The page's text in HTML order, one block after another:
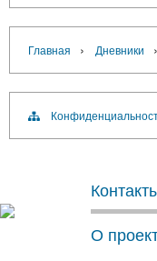
Главная › Дневники ›
О